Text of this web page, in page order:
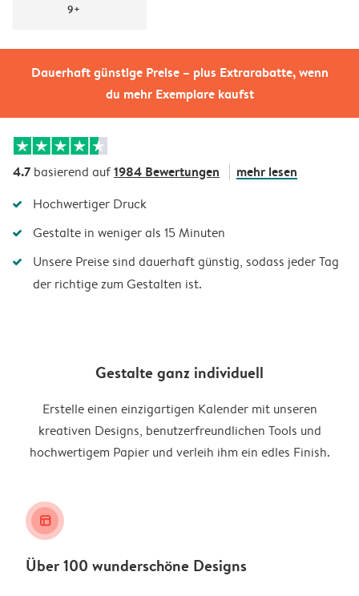
Dauerhaft günstige Preise – plus Extrarabatte, wenn
du mehr Exemplare kaufst
9+
4.7 basierend auf1984 Bewertungen mehr lesen
Hochwertiger Druck
Gestalte in weniger als 15 Minuten
Unsere Preise sind dauerhaft günstig, sodass jeder Tag
der richtige zum Gestalten ist.
Gestalte ganz individuell
Erstelle einen einzigartigen Kalender mit unseren
kreativen Designs, benutzerfreundlichen Tools und
hochwertigem Papier und verleih ihm ein edles Finish.
layout_alt
Über 100 wunderschöne Designs